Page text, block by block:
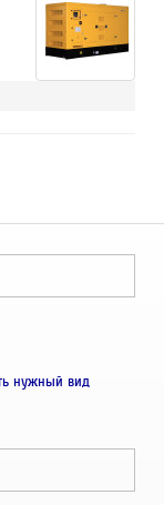
нужный вид